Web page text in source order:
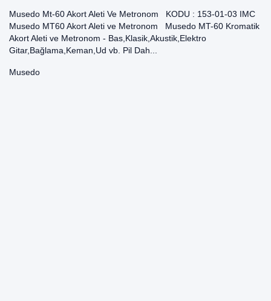
Musedo Mt-60 Akort Aleti Ve Metronom KODU : 153-01-03 IMC
Musedo MT60 Akort Aleti ve Metronom Musedo MT-60 Kromatik
Akort Aleti ve Metronom - Bas,Klasik,Akustik,Elektro
Gitar,Bağlama,Keman,Ud vb. Pil Dah...
Musedo